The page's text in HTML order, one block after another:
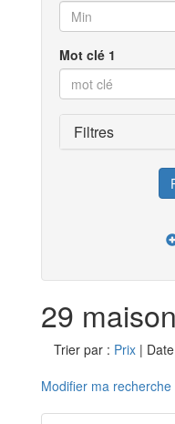
Mot clé 1
Filtres
Trier par : Prix | Date
Modifier ma recherche